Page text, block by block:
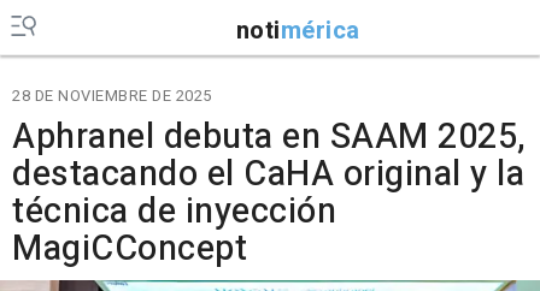
notimérica
28 DE NOVIEMBRE DE 2025
Aphranel debuta en SAAM 2025,
destacando el CaHA original y la
técnica de inyección
MagiCConcept